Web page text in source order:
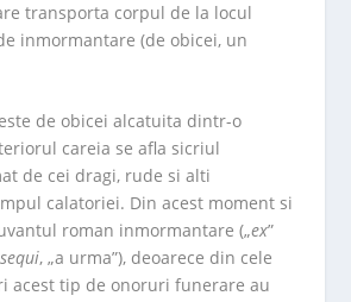
transporta corpul de la locul
inmormantare (de obicei, un
de obicei alcatuita dintr-o
careia se afla sicriul
de cei dragi, rude si alti
calatoriei. Din acest moment si
roman inmormantare („ex”
sequi, „a urma”), deoarece din cele
acest tip de onoruri funerare au